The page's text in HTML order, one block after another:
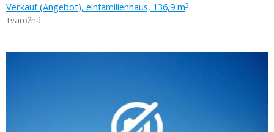
Verkauf (Angebot), einfamilienhaus, 136,9 m2
Tvarožná